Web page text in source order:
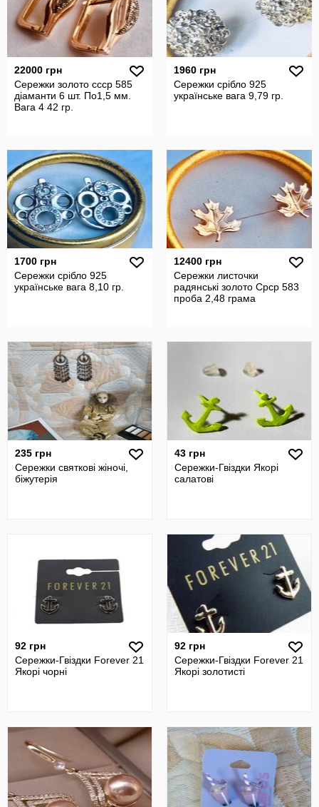
22000 грн
Сережки золото ссср 585
діаманти 6 шт. По1,5 мм.
Вага 4 42 гр.
1960 грн
Сережки срібло 925
українське вага 9,79 гр.
1700 грн
Сережки срібло 925
українське вага 8,10 гр.
12400 грн
Сережки листочки
радянські золото Срср 583
проба 2,48 грама
235 грн
Сережки святкові жіночі,
біжутерія
43 грн
Сережки-Гвіздки Якорі
салатові
92 грн
Сережки-Гвіздки Forever 21
Якорі чорні
92 грн
Сережки-Гвіздки Forever 21
Якорі золотисті